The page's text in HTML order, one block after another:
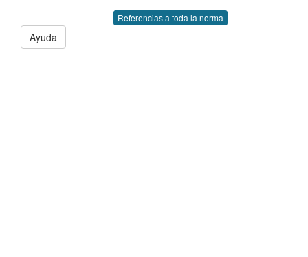
Referencias a toda la norma
Ayuda